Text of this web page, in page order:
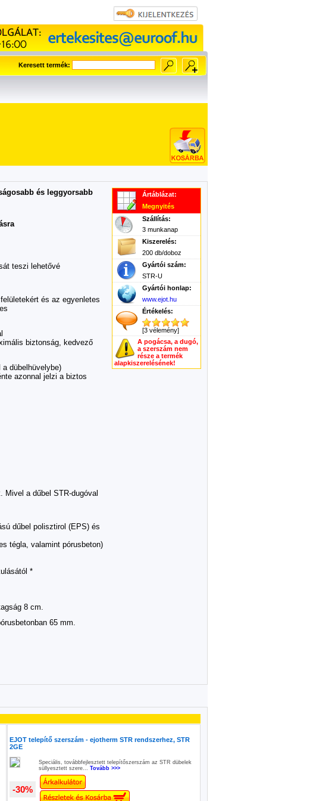
Keresett termék:
és leggyorsabb
teszi lehetővé
és az egyenletes
biztonság, kedvező
dübelhüvelybe)
azonnal jelzi a biztos
Mivel a dűbel STR-dugóval
dűbel polisztirol (EPS) és
tégla, valamint pórusbeton)
*
8 cm.
65 mm.
Ártáblázat:
Megnyités
Szállítás:
3 munkanap
Kiszerelés:
200 db/doboz
Gyártói szám:
STR-U
Gyártói honlap:
www.ejot.hu
Értékelés:
[3 vélemény]
A pogácsa, a dugó,
a szerszám nem
része a termék
alapkiszerelésének!
EJOT telepítő szerszám - ejotherm STR rendszerhez, STR
2GE
Speciális, továbbfejlesztett telepítőszerszám az STR dübelek
süllyesztett szere... Tovább >>>
-30%